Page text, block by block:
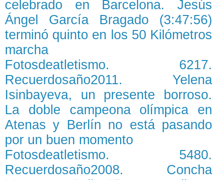
celebrado en Barcelona. Jesús
Ángel García Bragado (3:47:56)
terminó quinto en los 50 Kilómetros
marcha
Fotosdeatletismo. 6217.
Recuerdosaño2011. Yelena
Isinbayeva, un presente borroso.
La doble campeona olímpica en
Atenas y Berlín no está pasando
por un buen momento
Fotosdeatletismo. 5480.
Recuerdosaño2008. Concha